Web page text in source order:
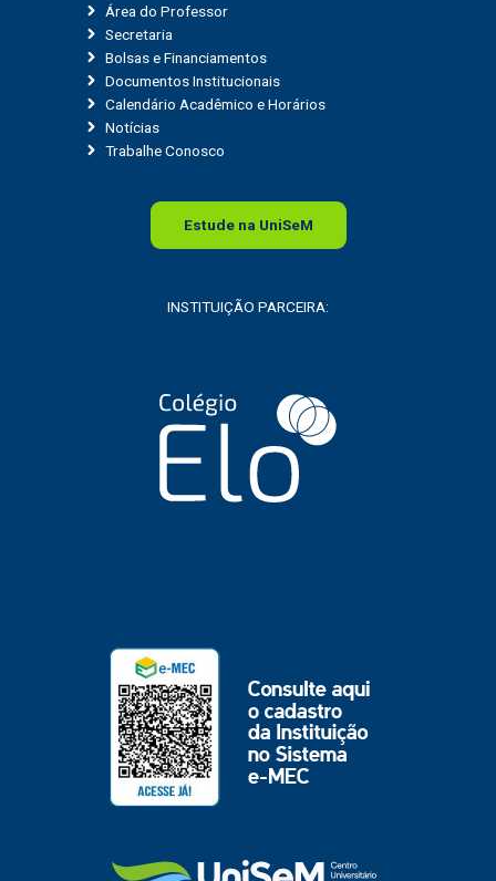
Área do Professor
Secretaria
Bolsas e Financiamentos
Documentos Institucionais
Calendário Acadêmico e Horários
Notícias
Trabalhe Conosco
Estude na UniSeM
INSTITUIÇÃO PARCEIRA: